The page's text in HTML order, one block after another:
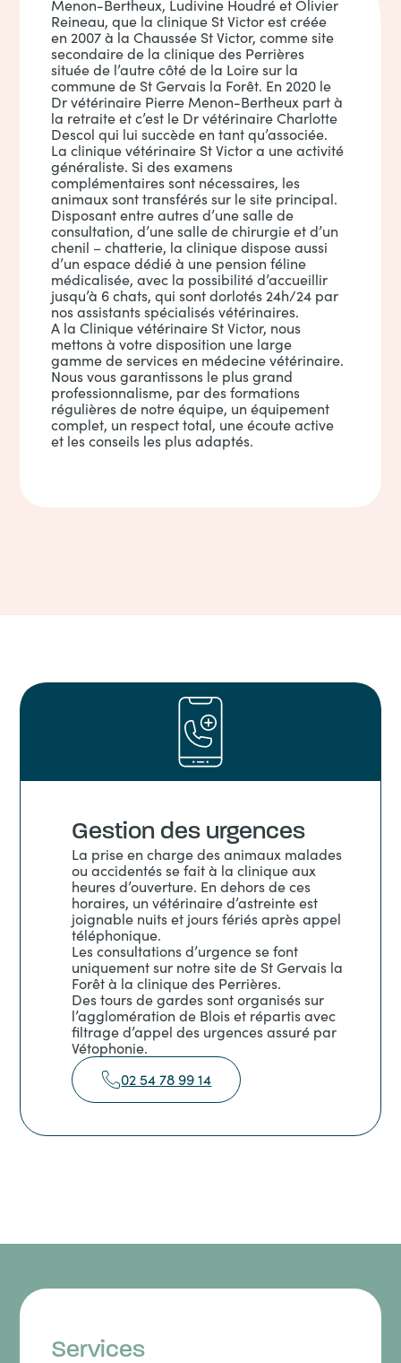
Menon-Bertheux, Ludivine Houdré et Olivier
Reineau, que la clinique St Victor est créée
en 2007 à la Chaussée St Victor, comme site
secondaire de la clinique des Perrières
située de l’autre côté de la Loire sur la
commune de St Gervais la Forêt. En 2020 le
Dr vétérinaire Pierre Menon-Bertheux part à
la retraite et c’est le Dr vétérinaire Charlotte
Descol qui lui succède en tant qu’associée.
La clinique vétérinaire St Victor a une activité
généraliste. Si des examens
complémentaires sont nécessaires, les
animaux sont transférés sur le site principal.
Disposant entre autres d’une salle de
consultation, d’une salle de chirurgie et d’un
chenil – chatterie, la clinique dispose aussi
d’un espace dédié à une pension féline
médicalisée, avec la possibilité d’accueillir
jusqu’à 6 chats, qui sont dorlotés 24h/24 par
nos assistants spécialisés vétérinaires.
A la Clinique vétérinaire St Victor, nous
mettons à votre disposition une large
gamme de services en médecine vétérinaire.
Nous vous garantissons le plus grand
professionnalisme, par des formations
régulières de notre équipe, un équipement
complet, un respect total, une écoute active
et les conseils les plus adaptés.
Gestion des urgences
La prise en charge des animaux malades
ou accidentés se fait à la clinique aux
heures d’ouverture. En dehors de ces
horaires, un vétérinaire d’astreinte est
joignable nuits et jours fériés après appel
téléphonique.
Les consultations d’urgence se font
uniquement sur notre site de St Gervais la
Forêt à la clinique des Perrières.
Des tours de gardes sont organisés sur
l’agglomération de Blois et répartis avec
filtrage d’appel des urgences assuré par
Vétophonie.
02 54 78 99 14
Services